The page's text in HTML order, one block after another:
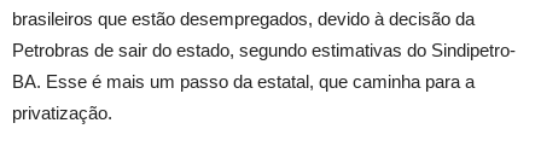
brasileiros que estão desempregados, devido à decisão da
Petrobras de sair do estado, segundo estimativas do Sindipetro-
BA. Esse é mais um passo da estatal, que caminha para a
privatização.